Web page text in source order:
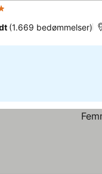
(1.669 bedømmelser)